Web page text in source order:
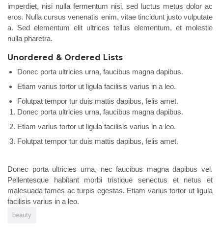
imperdiet, nisi nulla fermentum nisi, sed luctus metus dolor ac
eros. Nulla cursus venenatis enim, vitae tincidunt justo vulputate
a. Sed elementum elit ultrices tellus elementum, et molestie
nulla pharetra.
Unordered & Ordered Lists
Donec porta ultricies urna, faucibus magna dapibus.
Etiam varius tortor ut ligula facilisis varius in a leo.
Folutpat tempor tur duis mattis dapibus, felis amet.
Donec porta ultricies urna, faucibus magna dapibus.
Etiam varius tortor ut ligula facilisis varius in a leo.
Folutpat tempor tur duis mattis dapibus, felis amet.
Donec porta ultricies urna, nec faucibus magna dapibus vel.
Pellentesque habitant morbi tristique senectus et netus et
malesuada fames ac turpis egestas. Etiam varius tortor ut ligula
facilisis varius in a leo.
beauty